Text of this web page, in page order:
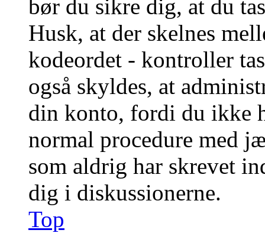
bør du sikre dig, at du
Husk, at der skelnes
kodeordet - kontroller
også skyldes, at
din konto, fordi du ikke
normal procedure med
som aldrig har skrevet
dig i diskussionerne.
Top